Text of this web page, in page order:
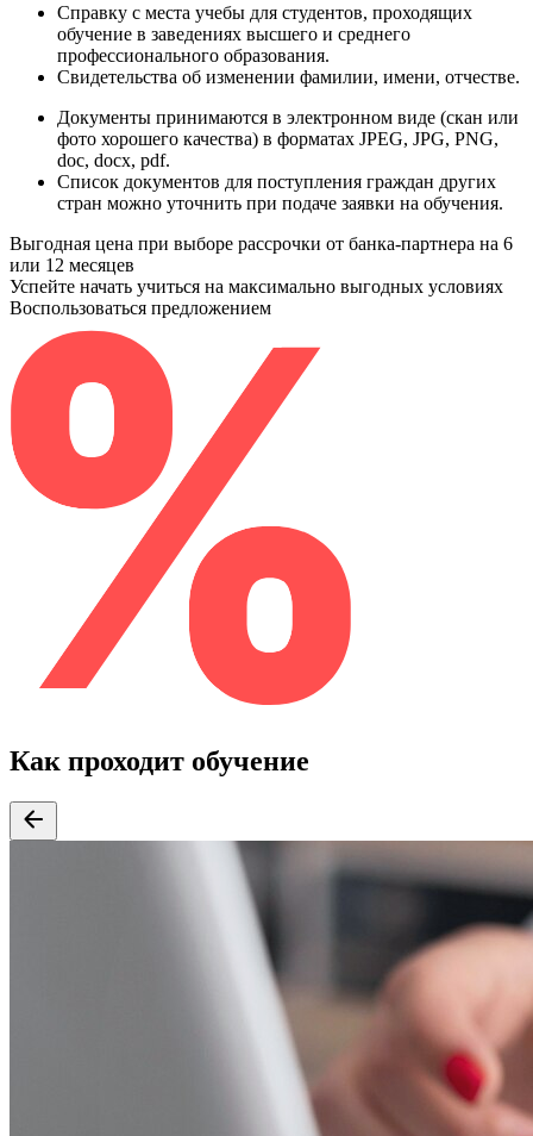
Справку с места учебы для студентов, проходящих
обучение в заведениях высшего и среднего
профессионального образования.
Свидетельства об изменении фамилии, имени, отчестве.
Документы принимаются в электронном виде (скан или
фото хорошего качества) в форматах JPEG, JPG, PNG,
doc, docx, pdf.
Список документов для поступления граждан других
стран можно уточнить при подаче заявки на обучения.
Выгодная цена при выборе рассрочки от банка-партнера на 6
или 12 месяцев
Успейте начать учиться на максимально выгодных условиях
Воспользоваться предложением
Как проходит обучение